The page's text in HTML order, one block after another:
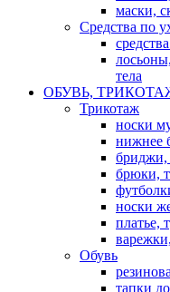
маски,
Средства по
тела
ОБУВЬ,
Трикотаж
носки
нижнее
бриджи,
брюки,
носки
платье,
Обувь
тапки